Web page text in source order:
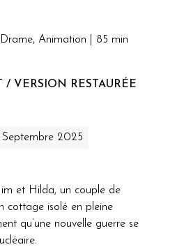
Animation | 85 min
/ VERSION RESTAURÉE
2025
et Hilda, un couple de
cottage isolé en pleine
qu’une nouvelle guerre se